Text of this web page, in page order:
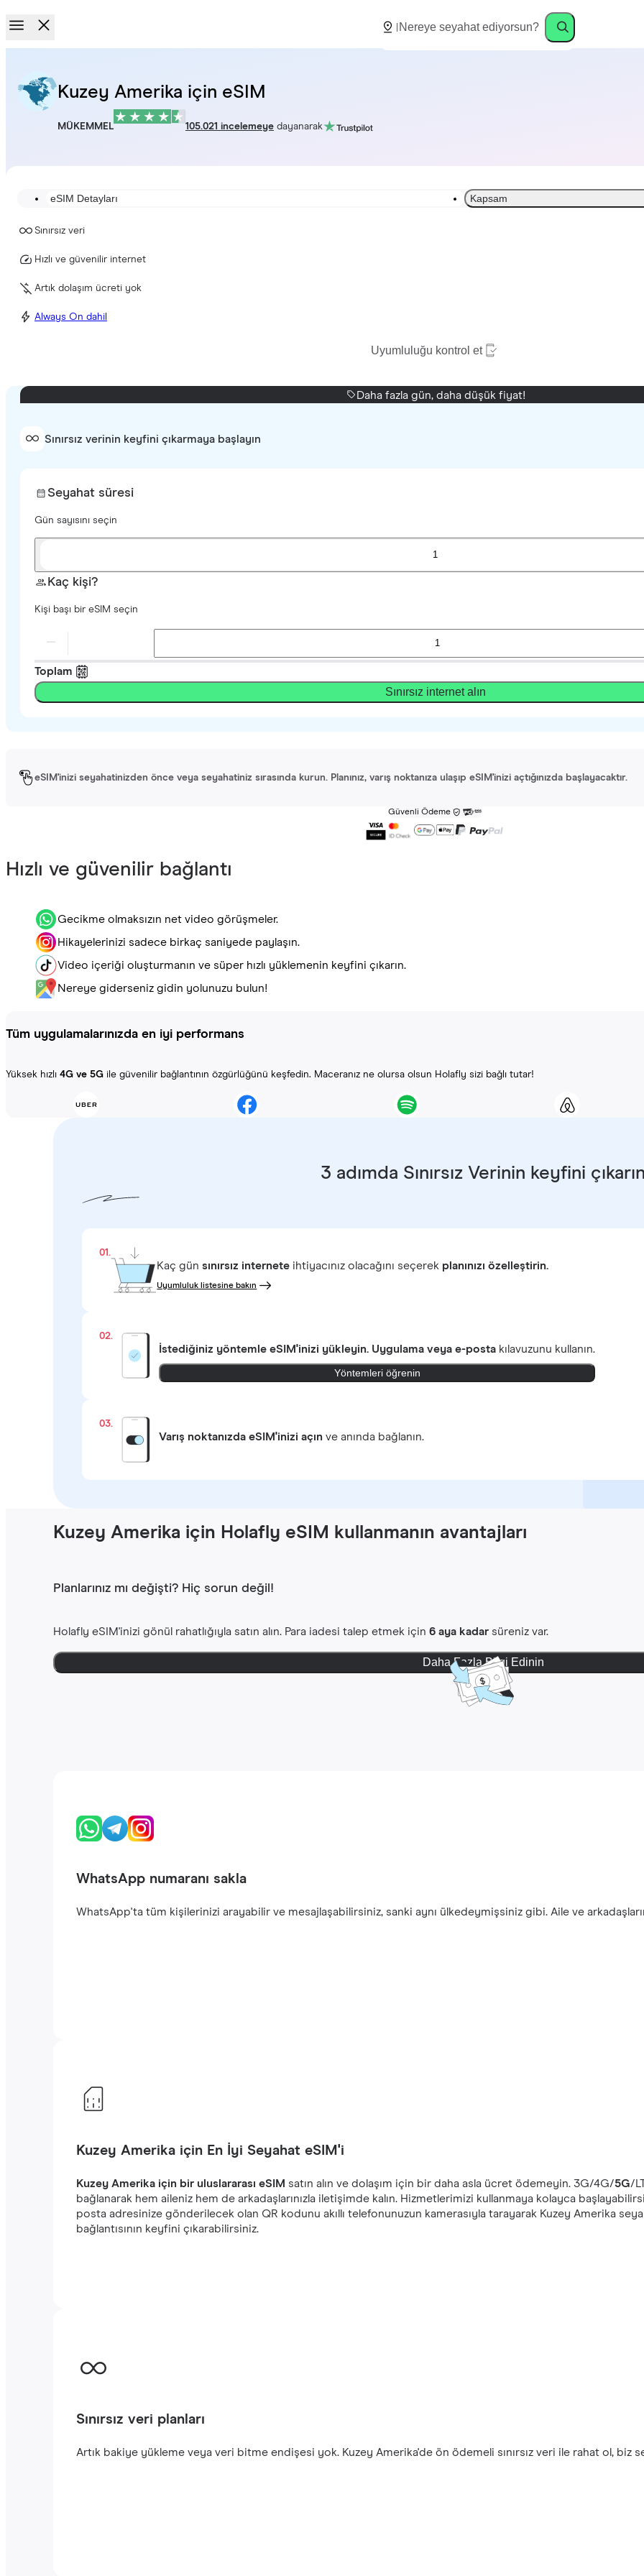
Kuzey Amerika için eSIM
MÜKEMMEL 105.021 incelemeye dayanarak
eSIM Detayları Kapsam
Sınırsız veri
Hızlı ve güvenilir internet
Artık dolaşım ücreti yok
Always On dahil
Uyumluluğu kontrol et
Daha fazla gün, daha düşük fiyat!
Sınırsız verinin keyfini çıkarmaya başlayın
Seyahat süresi
Gün sayısını seçin
1
Kaç kişi?
Kişi başı bir eSIM seçin
Toplam
Sınırsız internet alın
eSIM'inizi seyahatinizden önce veya seyahatiniz sırasında kurun. Planınız, varış noktanıza ulaşıp eSIM'inizi açtığınızda başlayacaktır.
Güvenli Ödeme
Hızlı ve güvenilir bağlantı
Gecikme olmaksızın net video görüşmeler.
Hikayelerinizi sadece birkaç saniyede paylaşın.
Video içeriği oluşturmanın ve süper hızlı yüklemenin keyfini çıkarın.
Nereye giderseniz gidin yolunuzu bulun!
Tüm uygulamalarınızda en iyi performans
Yüksek hızlı 4G ve 5G ile güvenilir bağlantının özgürlüğünü keşfedin. Maceranız ne olursa olsun Holafly sizi bağlı tutar!
3 adımda Sınırsız Verinin keyfini
01.
Kaç günsınırsız internete ihtiyacınız olacağını seçerek planınızı özelleştirin.
Uyumluluk listesine bakın
02.
İstediğiniz yöntemle eSIM'inizi yükleyin. Uygulama veya e-posta kılavuzunu kullanın.
Yöntemleri öğrenin
03.
Varış noktanızda eSIM'inizi açın ve anında bağlanın.
Kuzey Amerika için Holafly eSIM kullanmanın avantajları
Planlarınız mı değişti? Hiç sorun değil!
Holafly eSIM'inizi gönül rahatlığıyla satın alın. Para iadesi talep etmek için6 aya kadar süreniz var.
Daha Fazla Bilgi Edinin
WhatsApp numaranı sakla
WhatsApp'ta tüm kişilerinizi arayabilir ve mesajlaşabilirsiniz, sanki aynı ülkedeymişsiniz gibi. Aile ve
Kuzey Amerika için En İyi Seyahat eSIM'i
Kuzey Amerika için bir uluslararası eSIM satın alın ve dolaşım için bir daha asla ücret ödemeyin. ‎3G/4G/5G/
bağlanarak hem aileniz hem de arkadaşlarınızla iletişimde kalın. Hizmetlerimizi kullanmaya kolayca
posta adresinize gönderilecek olan QR kodunu akıllı telefonunuzun kamerasıyla tarayarak Kuzey Amerika
bağlantısının keyfini çıkarabilirsiniz.‎
Sınırsız veri planları
Artık bakiye yükleme veya veri bitme endişesi yok. Kuzey Amerika'de ön ödemeli sınırsız veri ile rahat ol, biz